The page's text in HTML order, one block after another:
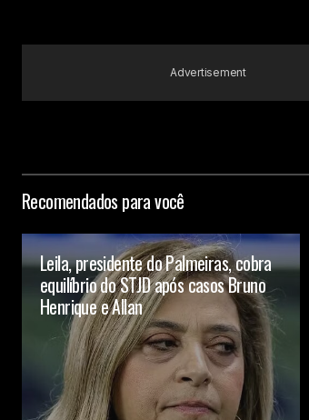
Advertisement
Recomendados para você
Leila, presidente do Palmeiras, cobra
equilíbrio do STJD após casos Bruno
Henrique e Allan